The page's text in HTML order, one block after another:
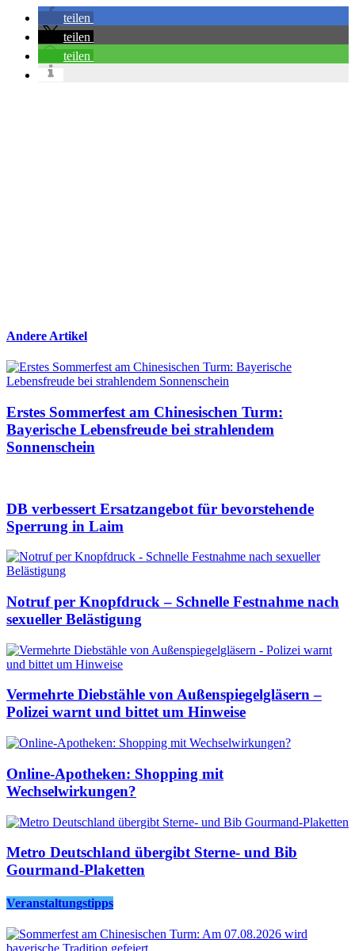
teilen
teilen
teilen
Andere Artikel
Erstes Sommerfest am Chinesischen Turm:
Bayerische Lebensfreude bei strahlendem
Sonnenschein
DB verbessert Ersatzangebot für bevorstehende
Sperrung in Laim
Notruf per Knopfdruck – Schnelle Festnahme nach
sexueller Belästigung
Vermehrte Diebstähle von Außenspiegelgläsern –
Polizei warnt und bittet um Hinweise
Online-Apotheken: Shopping mit
Wechselwirkungen?
Metro Deutschland übergibt Sterne- und Bib
Gourmand-Plaketten
Veranstaltungstipps